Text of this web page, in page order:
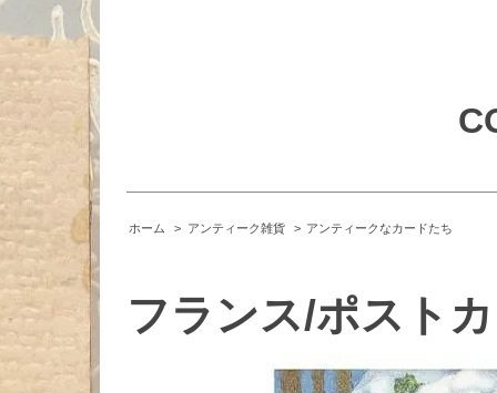
ホーム > アンティーク雑貨 > アンティークなカードたち
フランス/ポスト